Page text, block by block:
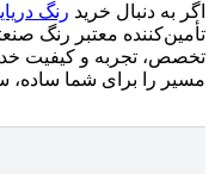
اگر به دنبال خرید رنگ
تأمین‌کننده معتبر رنگ
تخصص، تجربه و کیفیت
مسیر را برای شما ساده،